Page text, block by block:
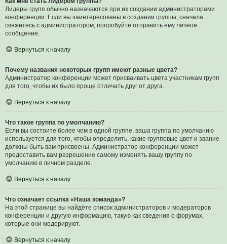
Лидеры групп обычно назначаются при их создании администраторами
конференции. Если вы заинтересованы в создании группы, сначала
свяжитесь с администратором; попробуйте отправить ему личное
сообщение.
Вернуться к началу
Почему названия некоторых групп имеют разные цвета?
Администратор конференции может присваивать цвета участникам групп
для того, чтобы их было проще отличать друг от друга.
Вернуться к началу
Что такое группа по умолчанию?
Если вы состоите более чем в одной группе, ваша группа по умолчанию
используется для того, чтобы определить, какие групповые цвет и звание
должны быть вам присвоены. Администратор конференции может
предоставить вам разрешение самому изменять вашу группу по
умолчанию в личном разделе.
Вернуться к началу
Что означает ссылка «Наша команда»?
На этой странице вы найдёте список администраторов и модераторов
конференции и другую информацию, такую как сведения о форумах,
которые они модерируют.
Вернуться к началу